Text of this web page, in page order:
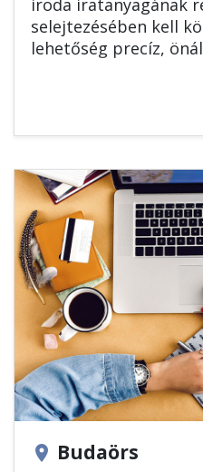
iroda iratanyagának
selejtezésében kell
lehetőség precíz,
location_on Budaörs